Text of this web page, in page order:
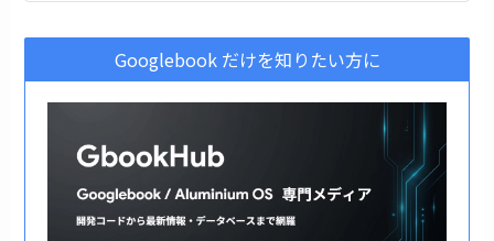
Googlebook だけを知りたい方に